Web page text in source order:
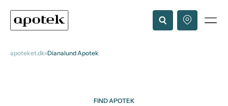
apoteket.dk Dianalund Apotek
FIND APOTEK